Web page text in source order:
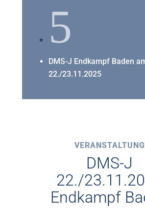
5
DMS-J Endkampf Baden
22./23.11.2025
VERANSTALTUNG
DMS-J
22./
Endkampf